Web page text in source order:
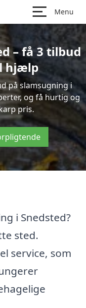
Menu
– få 3 tilbud
hjælp
på slamsugning i
og få hurtig og
pris.
i Snedsted?
sted.
service, som